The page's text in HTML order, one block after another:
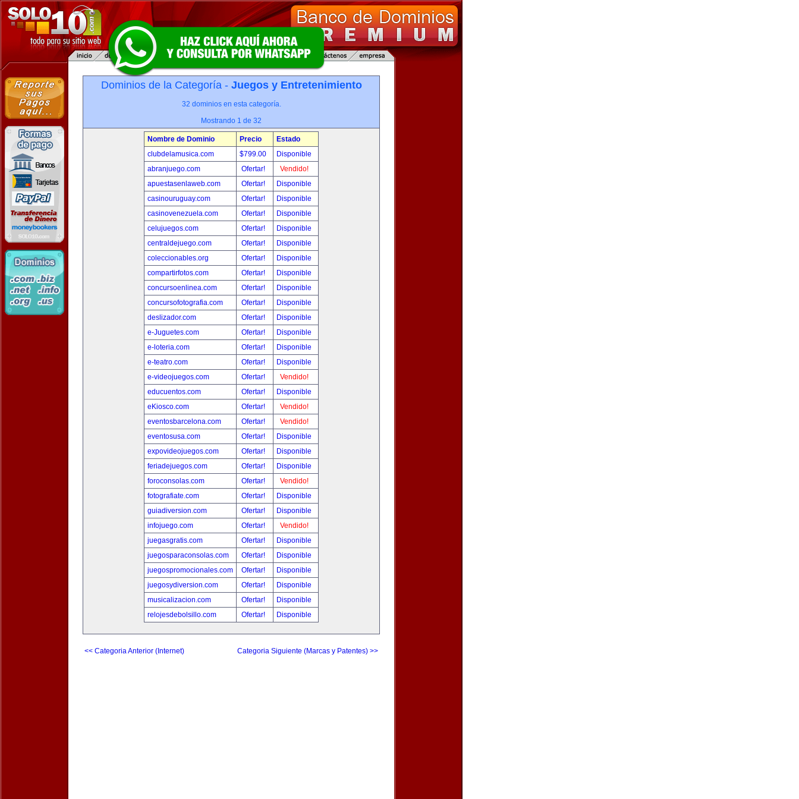
Dominios de la Categoría - Juegos y Entretenimiento
32 dominios en esta categoría.
Mostrando 1 de 32
Nombre de Dominio Precio
Estado
clubdelamusica.com
$799.00
Disponible
abranjuego.com
Ofertar!
Vendido!
apuestasenlaweb.com
Ofertar!
Disponible
casinouruguay.com
Ofertar!
Disponible
casinovenezuela.com
Ofertar!
Disponible
celujuegos.com
Ofertar!
Disponible
centraldejuego.com
Ofertar!
Disponible
coleccionables.org
Ofertar!
Disponible
compartirfotos.com
Ofertar!
Disponible
concursoenlinea.com
Ofertar!
Disponible
concursofotografia.com
Ofertar!
Disponible
deslizador.com
Ofertar!
Disponible
e-Juguetes.com
Ofertar!
Disponible
e-loteria.com
Ofertar!
Disponible
e-teatro.com
Ofertar!
Disponible
e-videojuegos.com
Ofertar!
Vendido!
educuentos.com
Ofertar!
Disponible
eKiosco.com
Ofertar!
Vendido!
eventosbarcelona.com
Ofertar!
Vendido!
eventosusa.com
Ofertar!
Disponible
expovideojuegos.com
Ofertar!
Disponible
feriadejuegos.com
Ofertar!
Disponible
foroconsolas.com
Ofertar!
Vendido!
fotografiate.com
Ofertar!
Disponible
guiadiversion.com
Ofertar!
Disponible
infojuego.com
Ofertar!
Vendido!
juegasgratis.com
Ofertar!
Disponible
juegosparaconsolas.com
Ofertar!
Disponible
juegospromocionales.com
Ofertar!
Disponible
juegosydiversion.com
Ofertar!
Disponible
musicalizacion.com
Ofertar!
Disponible
relojesdebolsillo.com
Ofertar! Disponible
<< Categoria Anterior (Internet) Categoria Siguiente (Marcas y Patentes) >>